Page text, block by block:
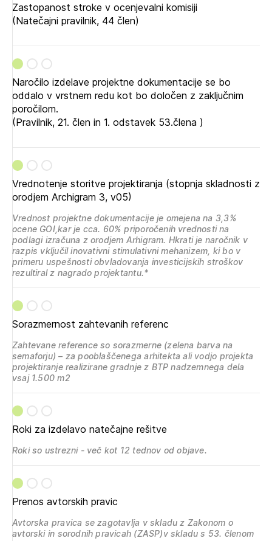
dostopate, se je potrebno prijaviti.
PRIJAVITE SE REGISTRIRAJTE SE
Zastopanost stroke v ocenjevalni komisiji
(Natečajni pravilnik, 44 člen)
Naročilo izdelave projektne dokumentacije se bo
oddalo v vrstnem redu kot bo določen z zaključnim
poročilom.
(Pravilnik, 21. člen in 1. odstavek 53.člena )
Vrednotenje storitve projektiranja (stopnja skladnosti z
orodjem Archigram 3, v05)
Vrednost projektne dokumentacije je omejena na 3,3%
ocene GOI,kar je cca. 60% priporočenih vrednosti na
podlagi izračuna z orodjem Arhigram. Hkrati je naročnik v
razpis vključil inovativni stimulativni mehanizem, ki bo v
primeru uspešnosti obvladovanja investicijskih stroškov
rezultiral z nagrado projektantu.*
Sorazmernost zahtevanih referenc
Zahtevane reference so sorazmerne (zelena barva na
semaforju) – za pooblaščenega arhitekta ali vodjo projekta
projektiranje realizirane gradnje z BTP nadzemnega dela
vsaj 1.500 m2
Roki za izdelavo natečajne rešitve
Roki so ustrezni - več kot 12 tednov od objave.
Prenos avtorskih pravic
Avtorska pravica se zagotavlja v skladu z Zakonom o
avtorski in sorodnih pravicah (ZASP)v skladu s 53. členom